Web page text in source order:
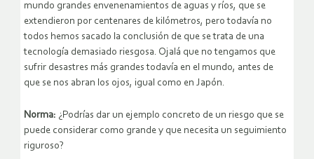
mundo grandes envenenamientos de aguas y ríos, que se
extendieron por centenares de kilómetros, pero todavía no
todos hemos sacado la conclusión de que se trata de una
tecnología demasiado riesgosa. Ojalá que no tengamos que
sufrir desastres más grandes todavía en el mundo, antes de
que se nos abran los ojos, igual como en Japón.
Norma: ¿Podrías dar un ejemplo concreto de un riesgo que se
puede considerar como grande y que necesita un seguimiento
riguroso?